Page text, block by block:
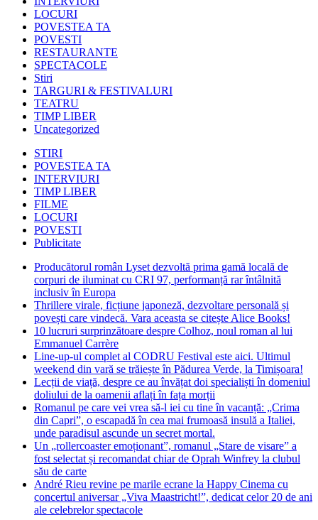
LOCURI
POVESTEA TA
POVESTI
RESTAURANTE
SPECTACOLE
Stiri
TARGURI & FESTIVALURI
TEATRU
TIMP LIBER
Uncategorized
STIRI
POVESTEA TA
INTERVIURI
TIMP LIBER
FILME
LOCURI
POVESTI
Publicitate
Producătorul român Lyset dezvoltă prima gamă locală de
corpuri de iluminat cu CRI 97, performanță rar întâlnită
inclusiv în Europa
Thrillere virale, ficțiune japoneză, dezvoltare personală și
povești care vindecă. Vara aceasta se citește Alice Books!
10 lucruri surprinzătoare despre Colhoz, noul roman al lui
Emmanuel Carrère
Line-up-ul complet al CODRU Festival este aici. Ultimul
weekend din vară se trăiește în Pădurea Verde, la Timișoara!
Lecții de viață, despre ce au învățat doi specialiști în domeniul
doliului de la oamenii aflați în fața morții
Romanul pe care vei vrea să-l iei cu tine în vacanță: „Crima
din Capri”, o escapadă în cea mai frumoasă insulă a Italiei,
unde paradisul ascunde un secret mortal.
Un „rollercoaster emoționant”, romanul „Stare de visare” a
fost selectat și recomandat chiar de Oprah Winfrey la clubul
său de carte
André Rieu revine pe marile ecrane la Happy Cinema cu
concertul aniversar „Viva Maastricht!”, dedicat celor 20 de ani
ale celebrelor spectacole